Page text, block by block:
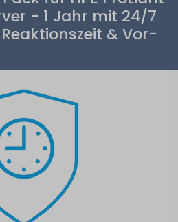
- 1 Jahr mit 24/7
& Vor-